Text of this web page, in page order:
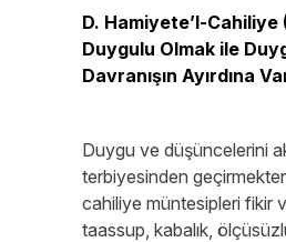
D. Hamiyete’l-
Duygulu Olmak ile
Davranışın Ayırdına
Duygu ve düşüncelerini
terbiyesinden
cahiliye müntesipleri fikir
taassup, kabalık,